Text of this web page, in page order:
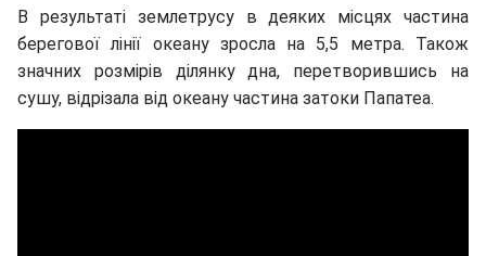
В результаті землетрусу в деяких місцях частина
берегової лінії океану зросла на 5,5 метра. Також
значних розмірів ділянку дна, перетворившись на
сушу, відрізала від океану частина затоки Папатеа.